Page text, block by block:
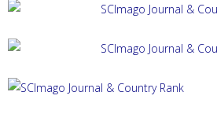
ANNALES, SERIES HISTORIA ET